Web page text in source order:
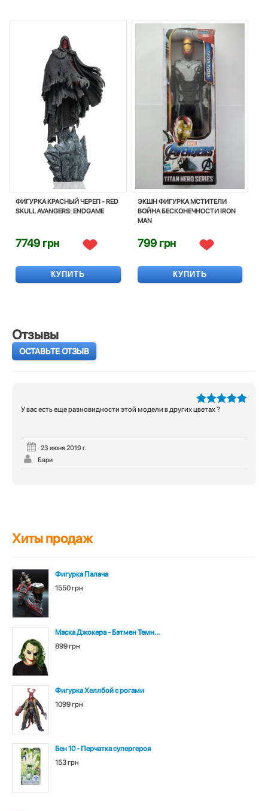
ФИГУРКА КРАСНЫЙ ЧЕРЕП - RED
SKULL AVANGERS: ENDGAME
7749 грн
КУПИТЬ
ЭКШН ФИГУРКА МСТИТЕЛИ
ВОЙНА БЕСКОНЕЧНОСТИ IRON
MAN
799 грн
КУПИТЬ
Отзывы
ОСТАВЬТЕ ОТЗЫВ
5из 5
У вас есть еще разновидности этой модели в других цветах ?
23 июня 2019 г.
Бари
Хиты продаж
Фигурка Палача
1550 грн
Маска Джокера - Бэтмен Темн...
899 грн
Фигурка Хеллбой с рогами
1099 грн
Бен 10 - Перчатка супергероя
153 грн